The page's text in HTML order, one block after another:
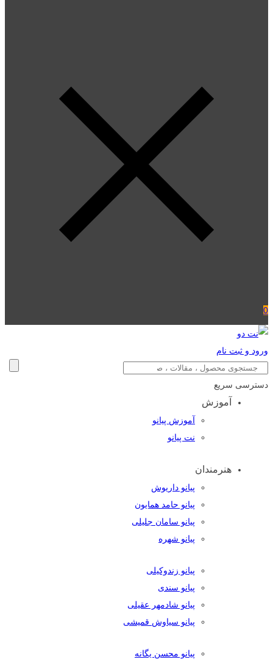
0
ورود و ثبت نام
دسترسی سریع
آموزش
آموزش پیانو
نت پیانو
هنرمندان
پیانو داریوش
پیانو حامد همایون
پیانو سامان جلیلی
پیانو شهره
پیانو زندوکیلی
پیانو سندی
پیانو شادمهر عقیلی
پیانو سیاوش قمیشی
پیانو محسن یگانه